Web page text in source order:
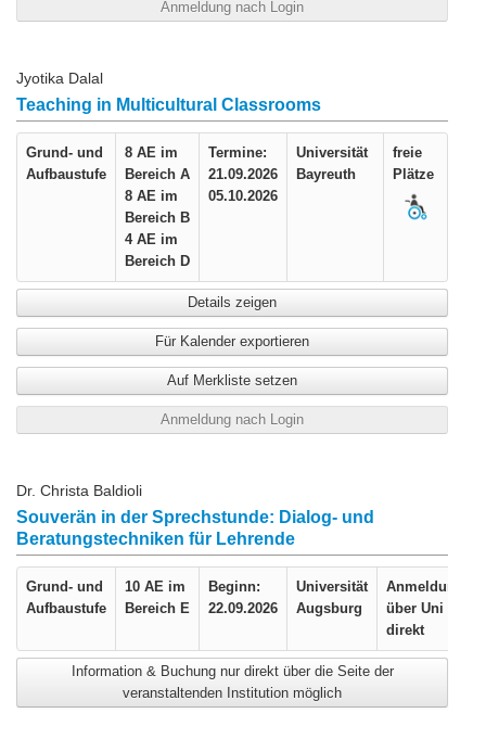
Anmeldung nach Login
Jyotika Dalal
Teaching in Multicultural Classrooms
Grund- und
Aufbaustufe
8 AE im
Bereich A
8 AE im
Bereich B
4 AE im
Bereich D
Termine:
21.09.2026
05.10.2026
Universität
Bayreuth
freie
Plätze
Details zeigen
Für Kalender exportieren
Auf Merkliste setzen
Anmeldung nach Login
Dr. Christa Baldioli
Souverän in der Sprechstunde: Dialog- und
Beratungstechniken für Lehrende
Grund- und
Aufbaustufe
10 AE im
Bereich E
Beginn:
22.09.2026
Universität
Augsburg
Anmeldung
über Uni
direkt
Information & Buchung nur direkt über die Seite der
veranstaltenden Institution möglich